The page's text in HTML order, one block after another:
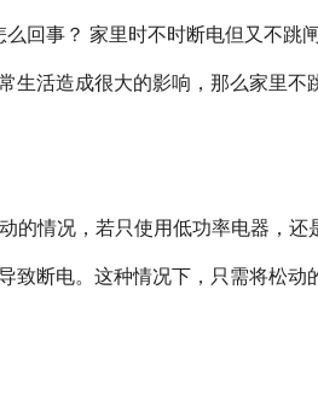
回事？ 家里时不时断电但又不跳
生活造成很大的影响，那么家里不
的情况，若只使用低功率电器，还
致断电。这种情况下，只需将松动